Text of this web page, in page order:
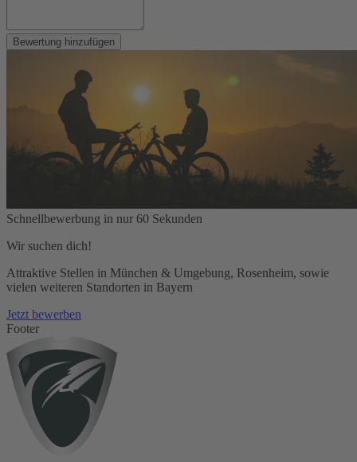
Bewertung hinzufügen
Schnellbewerbung in nur 60 Sekunden
Wir suchen dich!
Attraktive Stellen in München & Umgebung, Rosenheim, sowie
vielen weiteren Standorten in Bayern
Jetzt bewerben
Footer